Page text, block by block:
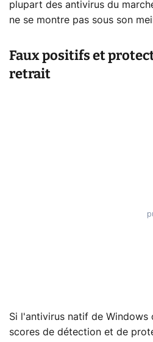
plupart des antivirus du
ne se montre pas sous son
Faux positifs et
retrait
Si l'antivirus natif de Windows
scores de détection et de